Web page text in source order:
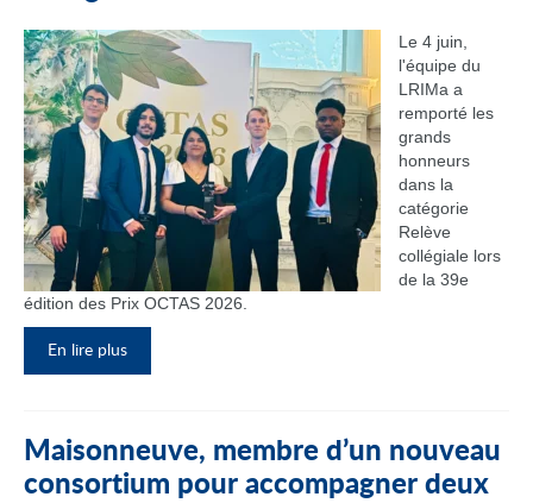
Le 4 juin,
l'équipe du
LRIMa a
remporté les
grands
honneurs
dans la
catégorie
Relève
collégiale lors
de la 39e
édition des Prix OCTAS 2026.
En lire plus
Maisonneuve, membre d’un nouveau
consortium pour accompagner deux